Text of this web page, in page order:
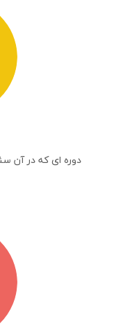
دوره ای که در آن